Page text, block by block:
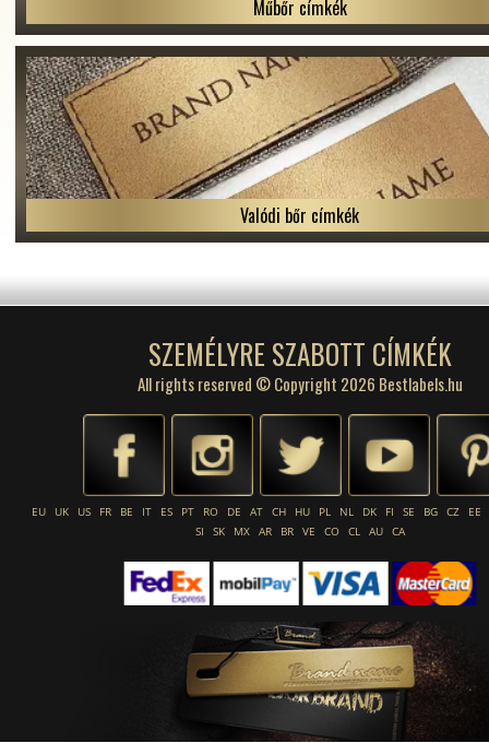
Műbőr címkék
Valódi bőr címkék
SZEMÉLYRE SZABOTT CÍMKÉK
All rights reserved © Copyright 2026 Bestlabels.hu
EU UK US FR BE IT ES PT RO DE AT CH HU PL NL DK FI SE BG CZ
EE
SI
SK MX AR BR VE CO CL AU CA